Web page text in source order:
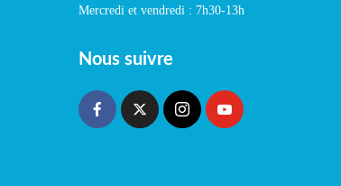
Mercredi et vendredi : 7h30-13h
Nous suivre